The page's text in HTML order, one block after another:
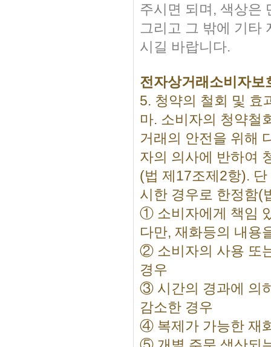
주시면 되며, 색상은
그리고 그 밖에 기타
시길 바랍니다.
전자상거래소비자보
5. 청약의 철회 및 효
마. 소비자의 청약철
거래의 안전을 위해
자의 의사에 반하여
(법 제17조제2항).
시한 경우로 한정함(
① 소비자에게 책임
다만, 재화등의 내용
② 소비자의 사용 또
경우
③ 시간의 경과에 의
감소한 경우
④ 복제가 가능한 재